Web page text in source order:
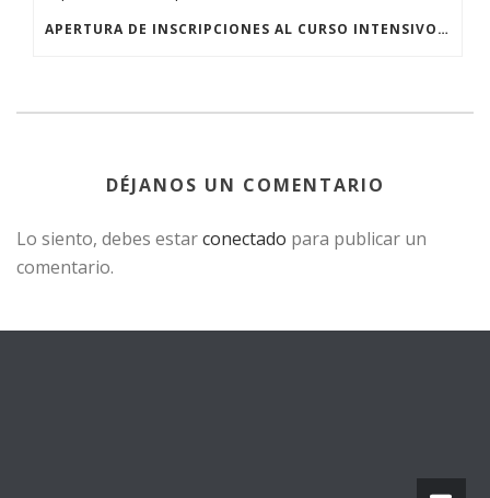
APERTURA DE INSCRIPCIONES AL CURSO INTENSIVO DE CUENTERÍA
DÉJANOS UN COMENTARIO
Lo siento, debes estarconectado para publicar un
comentario.